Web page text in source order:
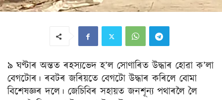
৯ ঘণ্টাৰ অন্তত ৰহস্যভেদ হ’ল সোণাৰিত উদ্ধাৰ হোৱা ক’লা
বেগটোৰ। ৰবটৰ জৰিয়তে বেগটো উদ্ধাৰ কৰিলে বোমা
বিশেষজ্ঞৰ দলে। জেচিবিৰ সহায়ত জনশূন্য পথাৰলৈ লৈ